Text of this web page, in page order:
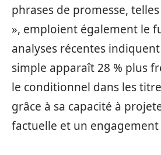
phrases de promesse,
», emploient également le
analyses récentes
simple apparaît 28 % plus
le conditionnel dans les
grâce à sa capacité à
factuelle et un engagement